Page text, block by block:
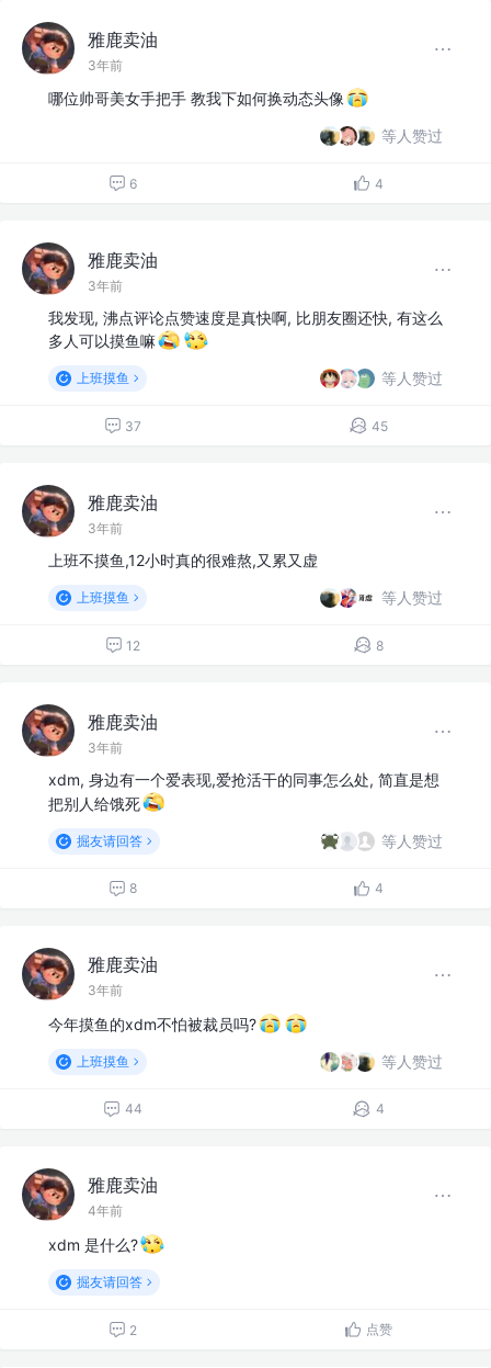
雅鹿卖油
3年前
哪位帅哥美女手把手 教我下如何换动态头像
等人赞过
6 4
雅鹿卖油
3年前
我发现, 沸点评论点赞速度是真快啊, 比朋友圈还快, 有这么
多人可以摸鱼嘛
上班摸鱼 等人赞过
37 45
雅鹿卖油
3年前
上班不摸鱼,12小时真的很难熬,又累又虚
上班摸鱼 等人赞过
12 8
雅鹿卖油
3年前
xdm, 身边有一个爱表现,爱抢活干的同事怎么处, 简直是想
把别人给饿死
掘友请回答 等人赞过
8 4
雅鹿卖油
3年前
今年摸鱼的xdm不怕被裁员吗?
上班摸鱼 等人赞过
44 4
雅鹿卖油
4年前
xdm 是什么?
掘友请回答
2 点赞